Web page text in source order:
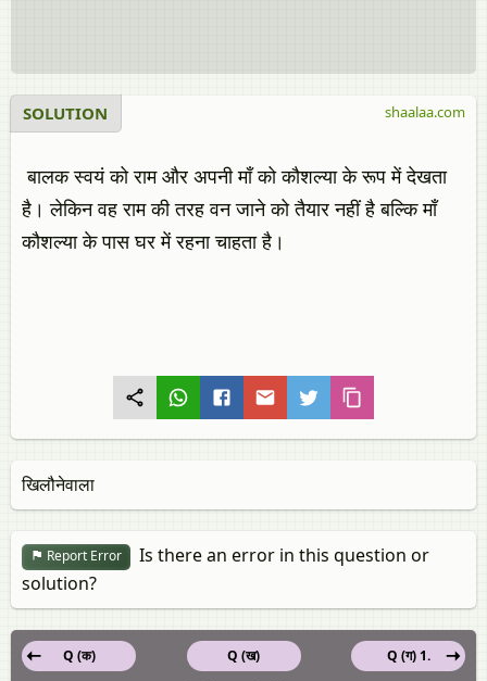
SOLUTION
बालक स्वयं को राम और अपनी माँ को कौशल्या के रूप में देखता
है। लेकिन वह राम की तरह वन जाने को तैयार नहीं है बल्कि माँ
कौशल्या के पास घर में रहना चाहता है।
shaalaa.com
खिलौनेवाला
Report Error
Is there an error in this question or
solution?
Q (ख)
Q (क)
Q (ग) 1.